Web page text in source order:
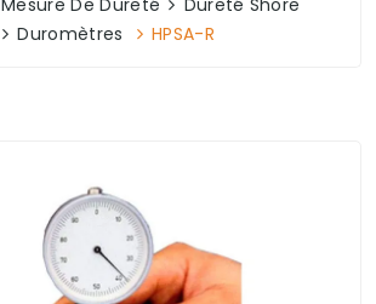
Mesure De Dureté
Dureté Shore
Duromètres
HPSA-R